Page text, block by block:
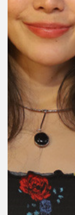
เพลง
บทความ
ข่าว
และ
กิจกรรม
เกี่ยว
กับ
เรา